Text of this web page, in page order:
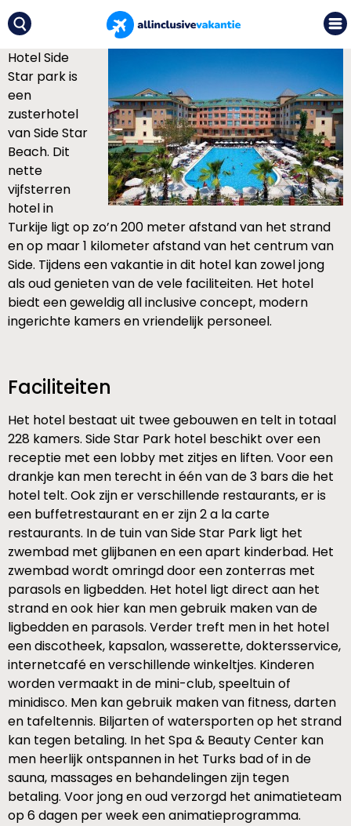
Hotel Side
Star park is
een
zusterhotel
van Side Star
Beach. Dit
nette
vijfsterren
hotel in
Turkije ligt op zo’n 200 meter afstand van het strand
en op maar 1 kilometer afstand van het centrum van
Side. Tijdens een vakantie in dit hotel kan zowel jong
als oud genieten van de vele faciliteiten. Het hotel
biedt een geweldig all inclusive concept, modern
ingerichte kamers en vriendelijk personeel.
Faciliteiten
Het hotel bestaat uit twee gebouwen en telt in totaal
228 kamers. Side Star Park hotel beschikt over een
receptie met een lobby met zitjes en liften. Voor een
drankje kan men terecht in één van de 3 bars die het
hotel telt. Ook zijn er verschillende restaurants, er is
een buffetrestaurant en er zijn 2 a la carte
restaurants. In de tuin van Side Star Park ligt het
zwembad met glijbanen en een apart kinderbad. Het
zwembad wordt omringd door een zonterras met
parasols en ligbedden. Het hotel ligt direct aan het
strand en ook hier kan men gebruik maken van de
ligbedden en parasols. Verder treft men in het hotel
een discotheek, kapsalon, wasserette, doktersservice,
internetcafé en verschillende winkeltjes. Kinderen
worden vermaakt in de mini-club, speeltuin of
minidisco. Men kan gebruik maken van fitness, darten
en tafeltennis. Biljarten of watersporten op het strand
kan tegen betaling. In het Spa & Beauty Center kan
men heerlijk ontspannen in het Turks bad of in de
sauna, massages en behandelingen zijn tegen
betaling. Voor jong en oud verzorgd het animatieteam
op 6 dagen per week een animatieprogramma.